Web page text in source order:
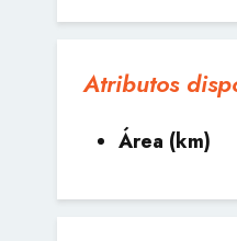
Atributos
Área (km)